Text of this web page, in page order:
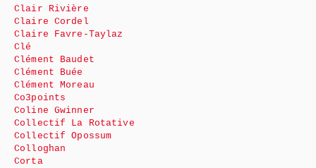
Clair Rivière
Claire Cordel
Claire Favre-Taylaz
Clé
Clément Baudet
Clément Buée
Clément Moreau
Co3points
Coline Gwinner
Collectif La Rotative
Collectif Opossum
Colloghan
Corta